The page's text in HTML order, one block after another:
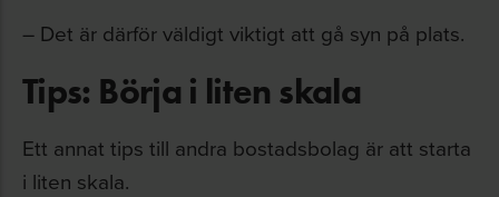
– Det är därför väldigt viktigt att gå syn på plats.
Tips: Börja i liten skala
Ett annat tips till andra bostadsbolag är att starta
i liten skala.